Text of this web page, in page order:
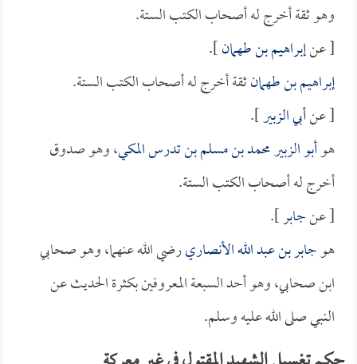
وهو ثقة أخرج له أصحاب الكتب الستة.
[ عنإبراهيم بن طهمان].
إبراهيم بن طهمانثقة أخرج له أصحاب الكتب الستة.
[ عنأبي الزبير].
هوأبو الزبير محمد بن مسلم بن تدرس المكي، وهو صدوق
أخرج له أصحاب الكتب الستة.
[ عنجابر].
هوجابر بن عبد الله الأنصاريرضي الله عنهما، وهو صحابي
ابن صحابي، وهو أحد السبعة المعروفين بكثرة الحديث عن
النبي صلى الله عليه وسلم.